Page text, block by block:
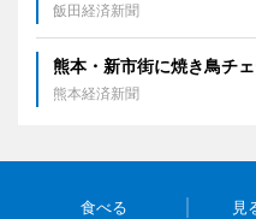
飯田経済新聞
熊本・新市街に焼き鳥チ
熊本経済新聞
食べる 見